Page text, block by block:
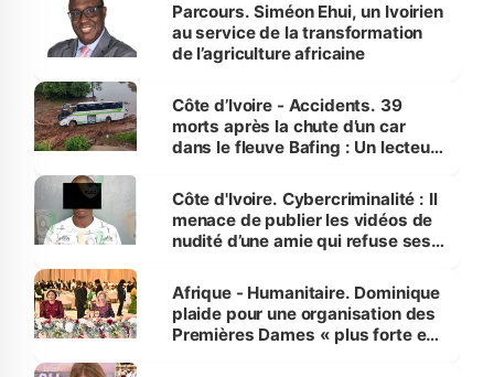
Parcours. Siméon Ehui, un Ivoirien
au service de la transformation
de l’agriculture africaine
Côte d’Ivoire - Accidents. 39
morts après la chute d’un car
dans le fleuve Bafing : Un lecteur
des Transports
Côte d'Ivoire. Cybercriminalité : Il
menace de publier les vidéos de
nudité d’une amie qui refuse ses
Afrique - Humanitaire. Dominique
plaide pour une organisation des
Premières Dames « plus forte et